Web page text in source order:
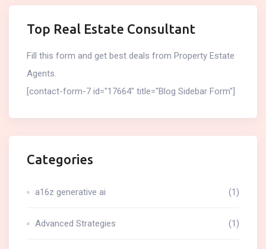
Top Real Estate Consultant
Fill this form and get best deals from Property Estate
Agents.
[contact-form-7 id="17664" title="Blog Sidebar Form"]
Categories
a16z generative ai (1)
Advanced Strategies (1)